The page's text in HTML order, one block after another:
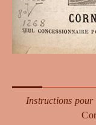
Instructions pour